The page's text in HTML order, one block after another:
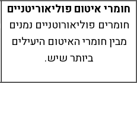
חומרי איטום פוליאוריטניים
חומרים פוליאורוטניים נמנים
מבין חומרי האיטום היעילים
ביותר שיש.
אתי מלכה